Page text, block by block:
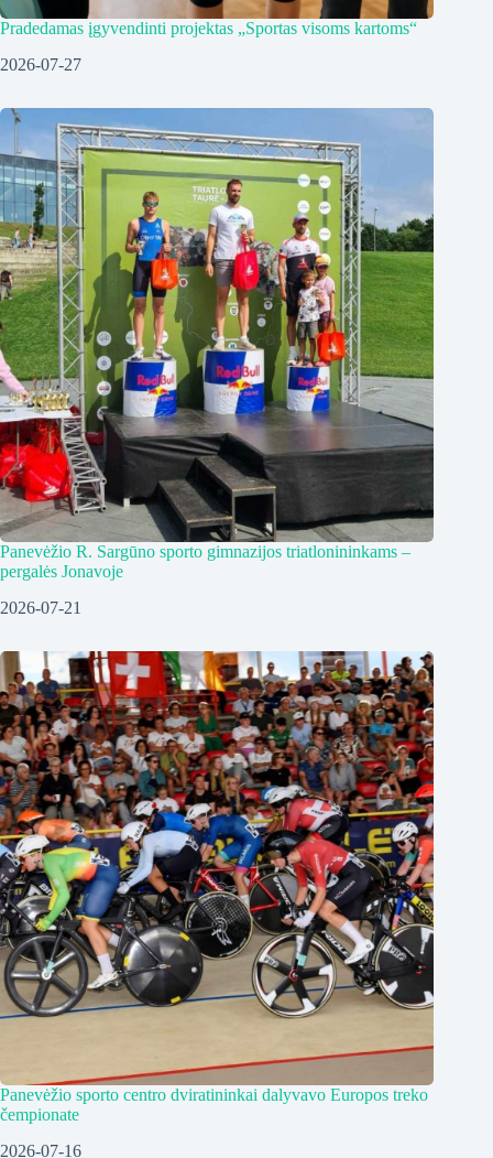
Pradedamas įgyvendinti projektas „Sportas visoms kartoms“
2026-07-27
Panevėžio R. Sargūno sporto gimnazijos triatlonininkams –
pergalės Jonavoje
2026-07-21
Panevėžio sporto centro dviratininkai dalyvavo Europos treko
čempionate
2026-07-16